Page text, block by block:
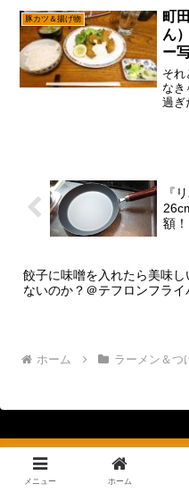
食
豚カツ＆揚げ物
町
ん
ー
それ
なき
過ぎ
『
額！
餃子に味噌を入れたら美味し
ないのか？＠テフロンフライ
ホーム ラーメン＆つ
メニュー ホーム